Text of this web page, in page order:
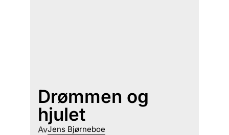
Drømmen og
hjulet
AvJens Bjørneboe